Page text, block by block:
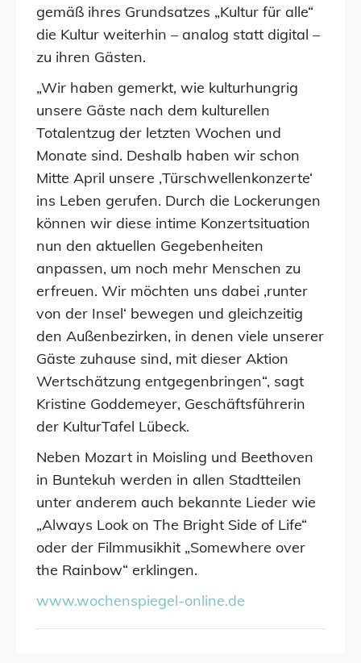
gemäß ihres Grundsatzes „Kultur für alle“
die Kultur weiterhin – analog statt digital –
zu ihren Gästen.
„Wir haben gemerkt, wie kulturhungrig
unsere Gäste nach dem kulturellen
Totalentzug der letzten Wochen und
Monate sind. Deshalb haben wir schon
Mitte April unsere ‚Türschwellenkonzerte‘
ins Leben gerufen. Durch die Lockerungen
können wir diese intime Konzertsituation
nun den aktuellen Gegebenheiten
anpassen, um noch mehr Menschen zu
erfreuen. Wir möchten uns dabei ‚runter
von der Insel‘ bewegen und gleichzeitig
den Außenbezirken, in denen viele unserer
Gäste zuhause sind, mit dieser Aktion
Wertschätzung entgegenbringen“, sagt
Kristine Goddemeyer, Geschäftsführerin
der KulturTafel Lübeck.
Neben Mozart in Moisling und Beethoven
in Buntekuh werden in allen Stadtteilen
unter anderem auch bekannte Lieder wie
„Always Look on The Bright Side of Life“
oder der Filmmusikhit „Somewhere over
the Rainbow“ erklingen.
www.wochenspiegel-online.de